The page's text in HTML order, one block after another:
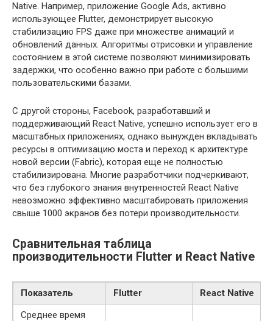
Native. Например, приложение Google Ads, активно
использующее Flutter, демонстрирует высокую
стабилизацию FPS даже при множестве анимаций и
обновлений данных. Алгоритмы отрисовки и управление
состоянием в этой системе позволяют минимизировать
задержки, что особенно важно при работе с большими
пользовательскими базами.
С другой стороны, Facebook, разработавший и
поддерживающий React Native, успешно использует его в
масштабных приложениях, однако вынужден вкладывать
ресурсы в оптимизацию моста и переход к архитектуре
новой версии (Fabric), которая еще не полностью
стабилизирована. Многие разработчики подчеркивают,
что без глубокого знания внутренностей React Native
невозможно эффективно масштабировать приложения
свыше 1000 экранов без потери производительности.
Сравнительная таблица
производительности Flutter и React Native
Показатель Flutter
React Native
Среднее время